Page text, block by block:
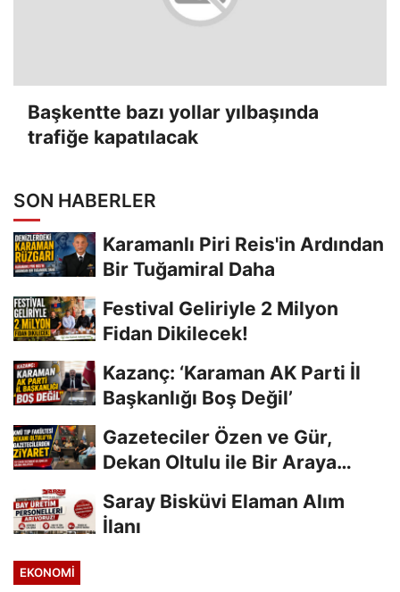
Başkentte bazı yollar yılbaşında
trafiğe kapatılacak
SON HABERLER
Karamanlı Piri Reis'in Ardından
Bir Tuğamiral Daha
Festival Geliriyle 2 Milyon
Fidan Dikilecek!
Kazanç: ‘Karaman AK Parti İl
Başkanlığı Boş Değil’
Gazeteciler Özen ve Gür,
Dekan Oltulu ile Bir Araya
Saray Bisküvi Elaman Alım
İlanı
EKONOMI